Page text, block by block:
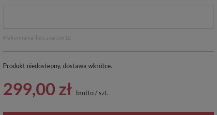
Maksymalna ilość znaków 12
Produkt niedostepny, dostawa wkrótce
299,00 zł brutto/szt.